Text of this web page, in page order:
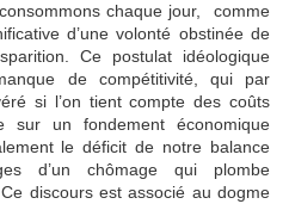
chaque jour, comme
d’une volonté obstinée de
Ce postulat idéologique
de compétitivité, qui par
si l’on tient compte des coûts
un fondement économique
le déficit de notre balance
d’un chômage qui plombe
discours est associé au dogme